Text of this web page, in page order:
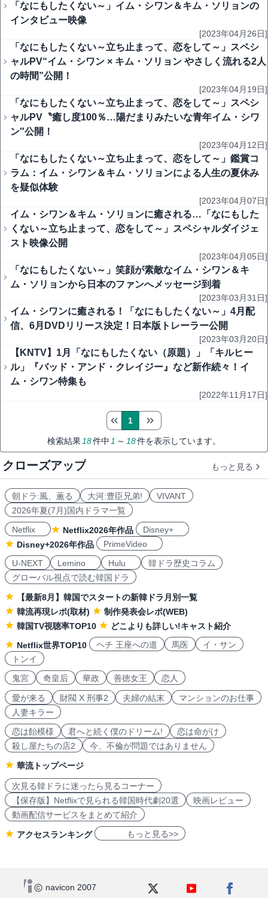
「なにもしたくない～」イム・シワン＆キム・ソリョンの
インタビュー映像
[2023年04月26日]
「なにもしたくない～立ち止まって、恋をして～」スペシ
ャルPV“イム・シワン × キム・ソリョン やさしく流れる2人
の時間”公開！
[2023年04月19日]
「なにもしたくない～立ち止まって、恋をして～」スペシ
ャルPV〝癒し度100％…陽だまりみたいな青年イム・シワ
ン″公開！
[2023年04月12日]
「なにもしたくない～立ち止まって、恋をして～」鑑賞コ
ラム：イム・シワン＆キム・ソリョンによる人生の夏休み
を疑似体験
[2023年04月07日]
イム・シワン＆キム・ソリョンに癒される…「なにもした
くない～立ち止まって、恋をして～」スペシャルダイジェ
スト映像公開
[2023年04月05日]
「なにもしたくない～」笑顔が素敵なイム・シワン＆キ
ム・ソリョンから日本のファンへメッセージ到着
[2023年03月31日]
イム・シワンに癒される！「なにもしたくない～」4月配
信、6月DVDリリース決定！日本版トレーラー公開
[2023年03月20日]
【KNTV】1月「なにもしたくない（原題）」「キルヒー
ル」『バッド・アンド・クレイジー』など新作続々！イ
ム・シワン特集も
[2022年11月17日]
検索結果 18件中 1 ～ 18件を表示しています。
1
クローズアップ もっと見る
朝ドラ:風、薫る 大河:豊臣兄弟!
VIVANT
2026年夏(7月)国内ドラマ一覧
Netflix
Netflix2026年作品
Disney+
Disney+2026年作品
PrimeVideo
U-NEXT
Lemino Hulu
韓ドラ歴史コラム
グローバル視点で読む韓国ドラ
【最新8月】韓国でスタートの新韓ドラ月別一覧
韓流再現レポ(取材)
制作発表会レポ(WEB)
韓国TV視聴率TOP10
どこよりも詳しい!キャスト紹介
Netflix世界TOP10
ヘチ 王座への道 馬医
イ・サン
トンイ
鬼宮
奇皇后 華政 善徳女王 恋人
愛が来る 財閥 X 刑事2 夫婦の結末
マンションのお仕事
人妻キラー
恋は飴模様
君へと続く僕のドリーム!
恋は命がけ
殺し屋たちの店2
今、不倫が問題ではありません
華流トップページ
次見る韓ドラに迷ったら見るコーナー
【保存版】Netflixで見られる韓国時代劇20選
映画レビュー
動画配信サービスをまとめて紹介
アクセスランキング もっと見る>>
navicon 2007